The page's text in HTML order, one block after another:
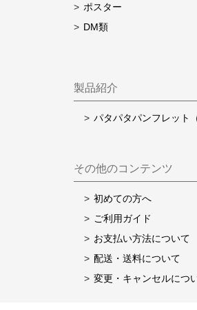
ポスター
DM類
製品紹介
パタパタパンフレット
その他のコンテンツ
初めての方へ
ご利用ガイド
お支払い方法について
配送・送料について
変更・キャンセルにつ